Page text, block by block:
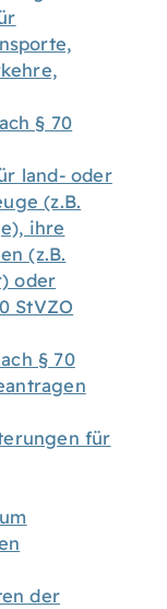
§ 70
land- oder
(z.B.
ihre
(z.B.
oder
StVZO
§ 70
für
der